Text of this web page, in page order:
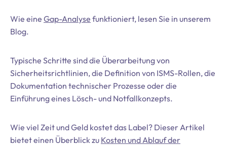
Wie eine Gap-Analyse funktioniert, lesen Sie in unserem
Blog.
Typische Schritte sind die Überarbeitung von
Sicherheitsrichtlinien, die Definition von ISMS-Rollen, die
Dokumentation technischer Prozesse oder die
Einführung eines Lösch- und Notfallkonzepts.
Wie viel Zeit und Geld kostet das Label? Dieser Artikel
bietet einen Überblick zu Kosten und Ablauf der